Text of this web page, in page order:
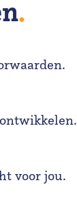
.
voor jou.